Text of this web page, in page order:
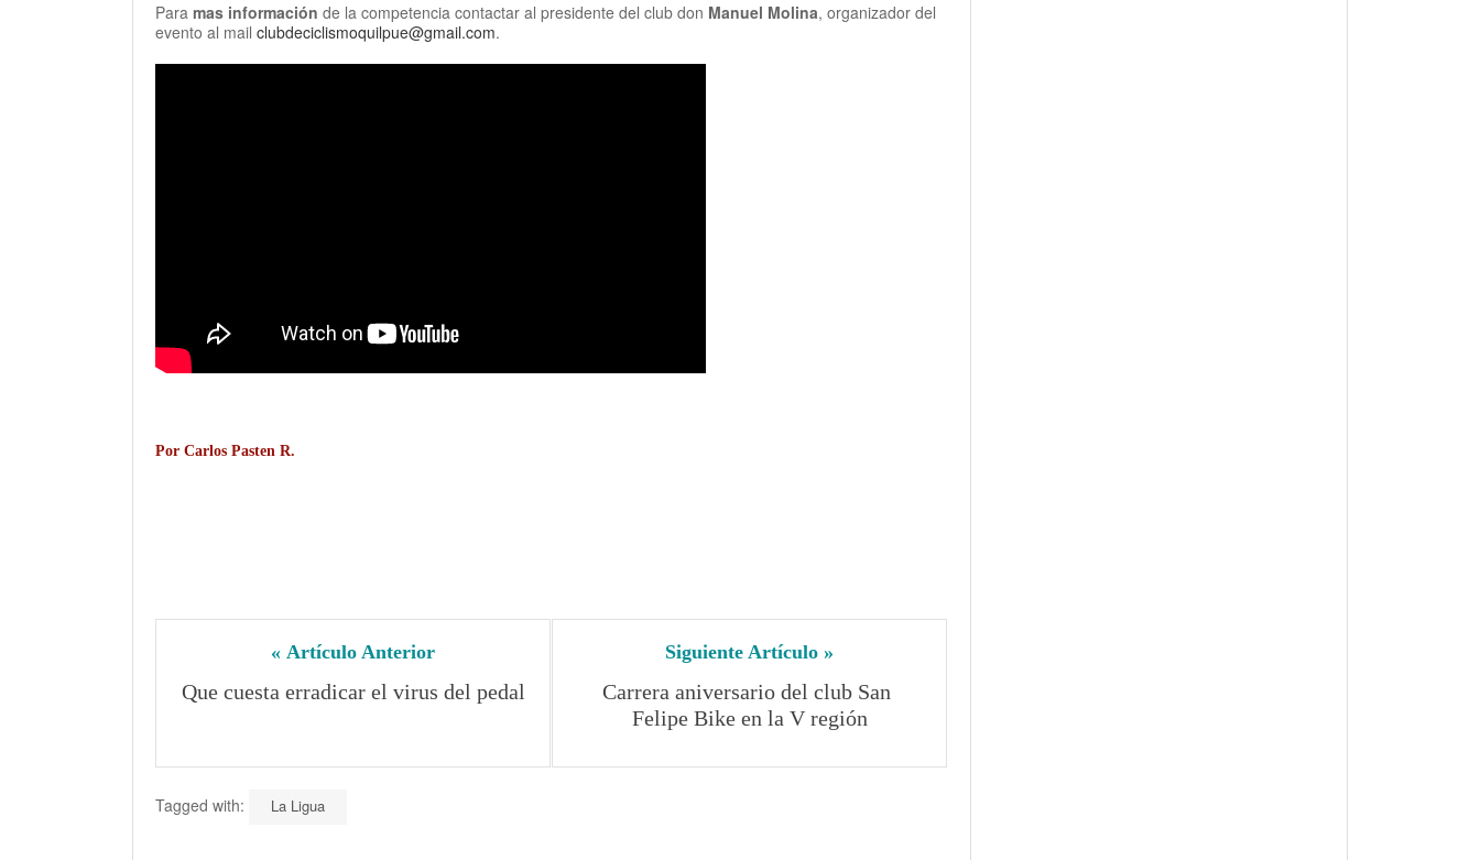
Para mas información de la competencia contactar al presidente del club don Manuel Molina, organizador del
evento al mail clubdeciclismoquilpue@gmail.com.
Por Carlos Pasten R.
« Artículo Anterior
Que cuesta erradicar el virus del pedal
Siguiente Artículo »
Carrera aniversario del club San
Felipe Bike en la V región
Tagged with: La Ligua